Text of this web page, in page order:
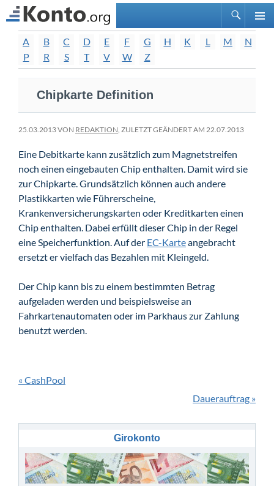
Suchen
MENÜ
springen
A B C D E F G H K L M
N
P
R S T V W Z
Chipkarte Definition
25.03.2013 VON REDAKTION, ZULETZT GEÄNDERT AM 22.07.2013
Eine Debitkarte kann zusätzlich zum Magnetstreifen
noch einen eingebauten Chip enthalten. Damit wird sie
zur Chipkarte. Grundsätzlich können auch andere
Plastikkarten wie Führerscheine,
Krankenversicherungskarten oder Kreditkarten einen
Chip enthalten. Dabei erfüllt dieser Chip in der Regel
eine Speicherfunktion. Auf der EC-Karteangebracht
ersetzt er vielfach das Bezahlen mit Kleingeld.
Der Chip kann bis zu einem bestimmten Betrag
aufgeladen werden und beispielsweise an
Fahrkartenautomaten oder im Parkhaus zur Zahlung
benutzt werden.
« CashPool
Dauerauftrag »
Girokonto